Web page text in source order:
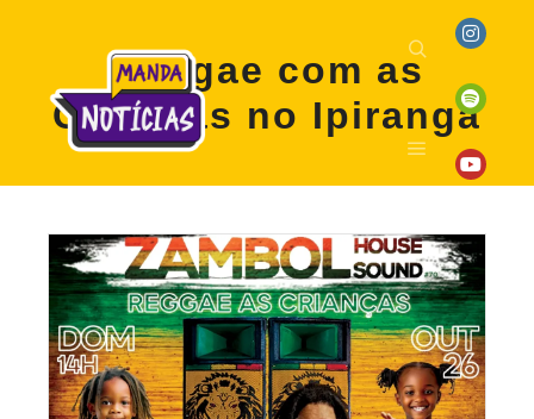
Reggae com as
Crianças no Ipiranga